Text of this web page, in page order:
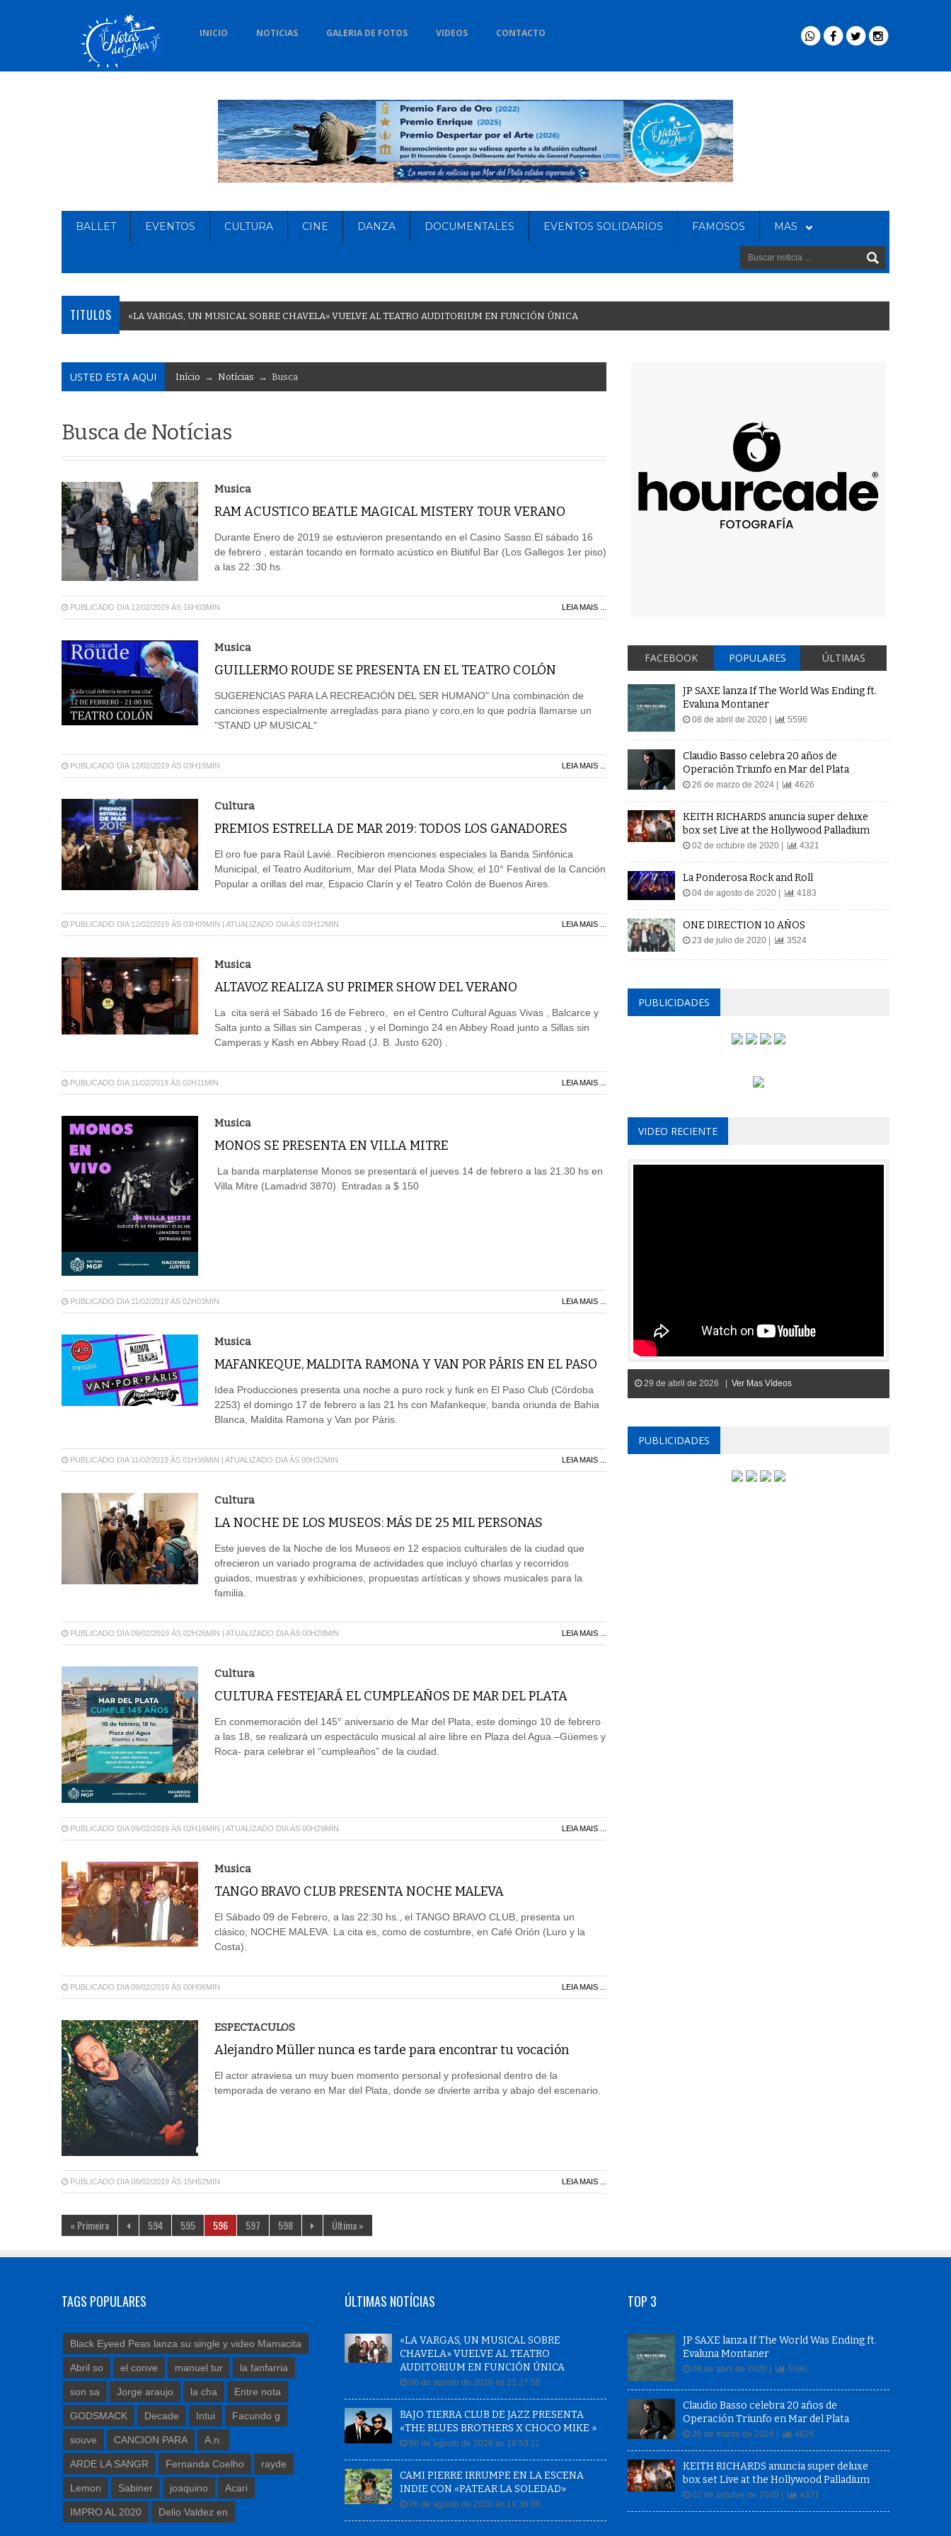
INICIO NOTICIAS GALERIA DE FOTOS VIDEOS CONTACTO
BALLET EVENTOS CULTURA CINE DANZA DOCUMENTALES EVENTOS SOLIDARIOS FAMOSOS MAS
TITULOS «LA VARGAS, UN MUSICAL SOBRE CHAVELA» VUELVE AL TEATRO AUDITORIUM EN FUNCIÓN ÚNICA
USTED ESTA AQUI Início → Notícias → Busca
Busca de Notícias
Musica
RAM ACUSTICO BEATLE MAGICAL MISTERY TOUR VERANO
Durante Enero de 2019 se estuvieron presentando en el Casino Sasso.El sábado 16
de febrero , estarán tocando en formato acústico en Biutiful Bar (Los Gallegos 1er piso)
a las 22 :30 hs.
PUBLICADO DIA 12/02/2019 ÀS 16H03MIN LEIA MAIS ...
Musica
GUILLERMO ROUDE SE PRESENTA EN EL TEATRO COLÓN
SUGERENCIAS PARA LA RECREACIÓN DEL SER HUMANO" Una combinación de
canciones especialmente arregladas para piano y coro,en lo que podría llamarse un
"STAND UP MUSICAL"
PUBLICADO DIA 12/02/2019 ÀS 03H19MIN LEIA MAIS ...
Cultura
PREMIOS ESTRELLA DE MAR 2019: TODOS LOS GANADORES
El oro fue para Raúl Lavié. Recibieron menciones especiales la Banda Sinfónica
Municipal, el Teatro Auditorium, Mar del Plata Moda Show, el 10° Festival de la Canción
Popular a orillas del mar, Espacio Clarín y el Teatro Colón de Buenos Aires.
PUBLICADO DIA 12/02/2019 ÀS 03H09MIN | ATUALIZADO DIA ÀS 03H12MIN LEIA MAIS ...
Musica
ALTAVOZ REALIZA SU PRIMER SHOW DEL VERANO
La cita será el Sábado 16 de Febrero, en el Centro Cultural Aguas Vivas , Balcarce y
Salta junto a Sillas sin Camperas , y el Domingo 24 en Abbey Road junto a Sillas sin
Camperas y Kash en Abbey Road (J. B. Justo 620) .
PUBLICADO DIA 11/02/2019 ÀS 02H11MIN LEIA MAIS ...
Musica
MONOS SE PRESENTA EN VILLA MITRE
La banda marplatense Monos se presentará el jueves 14 de febrero a las 21.30 hs en
Villa Mitre (Lamadrid 3870) Entradas a $ 150
PUBLICADO DIA 11/02/2019 ÀS 02H03MIN LEIA MAIS ...
Musica
MAFANKEQUE, MALDITA RAMONA Y VAN POR PÁRIS EN EL PASO
Idea Producciones presenta una noche a puro rock y funk en El Paso Club (Córdoba
2253) el domingo 17 de febrero a las 21 hs con Mafankeque, banda oriunda de Bahia
Blanca, Maldita Ramona y Van por Páris.
PUBLICADO DIA 11/02/2019 ÀS 01H36MIN | ATUALIZADO DIA ÀS 00H32MIN LEIA MAIS ...
Cultura
LA NOCHE DE LOS MUSEOS: MÁS DE 25 MIL PERSONAS
Este jueves de la Noche de los Museos en 12 espacios culturales de la ciudad que
ofrecieron un variado programa de actividades que incluyó charlas y recorridos
guiados, muestras y exhibiciones, propuestas artísticas y shows musicales para la
familia.
PUBLICADO DIA 09/02/2019 ÀS 02H26MIN | ATUALIZADO DIA ÀS 00H28MIN LEIA MAIS ...
Cultura
CULTURA FESTEJARÁ EL CUMPLEAÑOS DE MAR DEL PLATA
En conmemoración del 145° aniversario de Mar del Plata, este domingo 10 de febrero
a las 18, se realizará un espectáculo musical al aire libre en Plaza del Agua –Güemes y
Roca- para celebrar el “cumpleaños” de la ciudad.
PUBLICADO DIA 09/02/2019 ÀS 02H16MIN | ATUALIZADO DIA ÀS 00H29MIN LEIA MAIS ...
Musica
TANGO BRAVO CLUB PRESENTA NOCHE MALEVA
El Sábado 09 de Febrero, a las 22:30 hs., el TANGO BRAVO CLUB, presenta un
clásico, NOCHE MALEVA. La cita es, como de costumbre, en Café Orión (Luro y la
Costa).
PUBLICADO DIA 09/02/2019 ÀS 00H06MIN LEIA MAIS ...
ESPECTACULOS
Alejandro Müller nunca es tarde para encontrar tu vocación
El actor atraviesa un muy buen momento personal y profesional dentro de la
temporada de verano en Mar del Plata, donde se divierte arriba y abajo del escenario.
PUBLICADO DIA 08/02/2019 ÀS 15H52MIN LEIA MAIS ...
« Primeira 594 595 596 597 598 Última »
FACEBOOK POPULARES ÚLTIMAS
JP SAXE lanza If The World Was Ending ft.
Evaluna Montaner
08 de abril de 2020 | 5596
Claudio Basso celebra 20 años de
Operación Triunfo en Mar del Plata
26 de marzo de 2024 | 4626
KEITH RICHARDS anuncia super deluxe
box set Live at the Hollywood Palladium
02 de octubre de 2020 | 4321
La Ponderosa Rock and Roll
04 de agosto de 2020 | 4183
ONE DIRECTION 10 AÑOS
23 de julio de 2020 | 3524
PUBLICIDADES
VIDEO RECIENTE
29 de abril de 2026 | Ver Mas Vídeos
PUBLICIDADES
TAGS POPULARES
Black Eyeed Peas lanza su single y video Mamacita
Abril so el conve manuel tur la fanfarria
son sa Jorge araujo la cha Entre nota
GODSMACK Decade Intui Facundo g
souve CANCION PARA A.n.
ARDE LA SANGR Fernanda Coelho rayde
Lemon Sabiner joaquino Acari
IMPRO AL 2020 Delio Valdez en
ÚLTIMAS NOTÍCIAS
«LA VARGAS, UN MUSICAL SOBRE
CHAVELA» VUELVE AL TEATRO
AUDITORIUM EN FUNCIÓN ÚNICA
06 de agosto de 2026 às 21:27:58
BAJO TIERRA CLUB DE JAZZ PRESENTA
«THE BLUES BROTHERS X CHOCO MIKE »
06 de agosto de 2026 às 19:53:11
CAMI PIERRE IRRUMPE EN LA ESCENA
INDIE CON «PATEAR LA SOLEDAD»
06 de agosto de 2026 às 19:36:09
TOP 3
JP SAXE lanza If The World Was Ending ft.
Evaluna Montaner
08 de abril de 2020 | 5596
Claudio Basso celebra 20 años de
Operación Triunfo en Mar del Plata
26 de marzo de 2024 | 4626
KEITH RICHARDS anuncia super deluxe
box set Live at the Hollywood Palladium
02 de octubre de 2020 | 4321